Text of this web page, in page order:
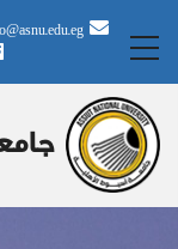
إلى
الرئيسي